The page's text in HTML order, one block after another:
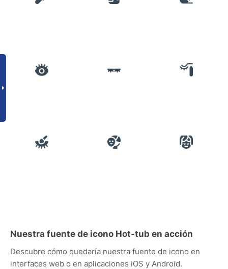
Nuestra fuente de icono Hot-tub en acción
Descubre cómo quedaría nuestra fuente de icono en
interfaces web o en aplicaciones iOS y Android.